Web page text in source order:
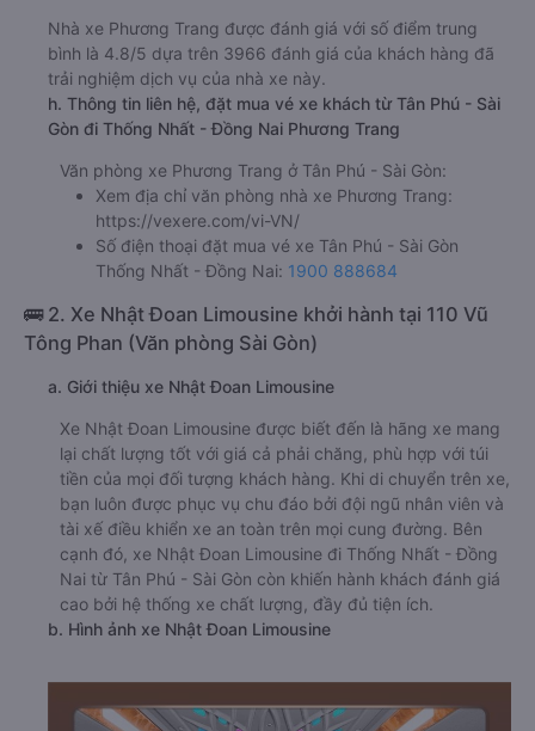
Nhà xe Phương Trang được đánh giá với số điểm trung
bình là 4.8/5 dựa trên 3966 đánh giá của khách hàng đã
trải nghiệm dịch vụ của nhà xe này.
h. Thông tin liên hệ, đặt mua vé xe khách từ Tân Phú - Sài
Gòn đi Thống Nhất - Đồng Nai Phương Trang
Văn phòng xe Phương Trang ở Tân Phú - Sài Gòn:
Xem địa chỉ văn phòng nhà xe Phương Trang:
https://vexere.com/vi-VN/
Số điện thoại đặt mua vé xe Tân Phú - Sài Gòn
Thống Nhất - Đồng Nai: 1900 888684
🚌 2. Xe Nhật Đoan Limousine khởi hành tại 110 Vũ
Tông Phan (Văn phòng Sài Gòn)
a. Giới thiệu xe Nhật Đoan Limousine
Xe Nhật Đoan Limousine được biết đến là hãng xe mang
lại chất lượng tốt với giá cả phải chăng, phù hợp với túi
tiền của mọi đối tượng khách hàng. Khi di chuyển trên xe,
bạn luôn được phục vụ chu đáo bởi đội ngũ nhân viên và
tài xế điều khiển xe an toàn trên mọi cung đường. Bên
cạnh đó, xe Nhật Đoan Limousine đi Thống Nhất - Đồng
Nai từ Tân Phú - Sài Gòn còn khiến hành khách đánh giá
cao bởi hệ thống xe chất lượng, đầy đủ tiện ích.
b. Hình ảnh xe Nhật Đoan Limousine